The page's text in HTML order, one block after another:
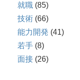
就職 (85)
技術 (66)
能力開発 (41)
若手 (8)
面接 (26)